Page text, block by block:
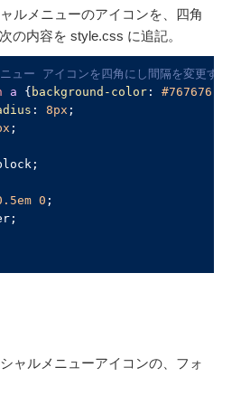
ルメニューのアイコンを、四角
の内容を style.css に追記。
ュー アイコンを四角にし間隔を変更す
a { background-color : #767676
: 8px ;
;
0 ;
ャルメニューアイコンの、フォ